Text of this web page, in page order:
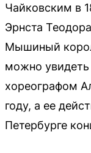
Чайковским в
Эрнста
Мышиный
можно
хореографом
году, а ее
Петербурге